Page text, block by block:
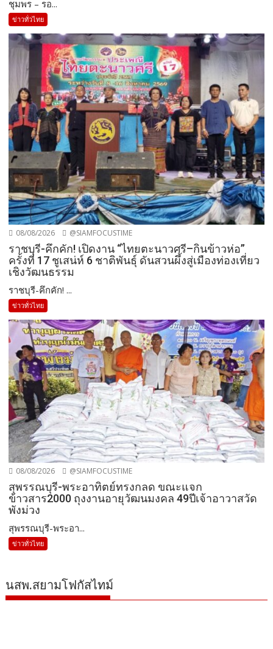
ชุมพร – รอ...
ข่าวทั่วไทย
08/08/2026 @SIAMFOCUSTIME
ราชบุรี-คึกคัก! เปิดงาน “ไทยตะนาวศรี–กินข้าวห่อ”
ครั้งที่ 17 ชูเสน่ห์ 6 ชาติพันธุ์ ดันสวนผึ้งสู่เมืองท่องเที่ยว
เชิงวัฒนธรรม
ราชบุรี-คึกคัก! ...
ข่าวทั่วไทย
08/08/2026 @SIAMFOCUSTIME
สุพรรณบุรี-พระอาทิตย์ทรงกลด ขณะแจก
ข้าวสาร2000 ถุงงานอายุวัฒนมงคล 49ปีเจ้าอาวาสวัด
พังม่วง
สุพรรณบุรี-พระอา...
ข่าวทั่วไทย
นสพ.สยามโฟกัสไทม์